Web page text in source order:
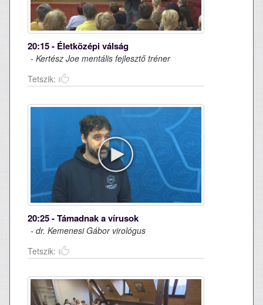
20:15 - Életközépi válság
- Kertész Joe mentális fejlesztő tréner
Tetszik:
20:25 - Támadnak a vírusok
- dr. Kemenesi Gábor virológus
Tetszik: